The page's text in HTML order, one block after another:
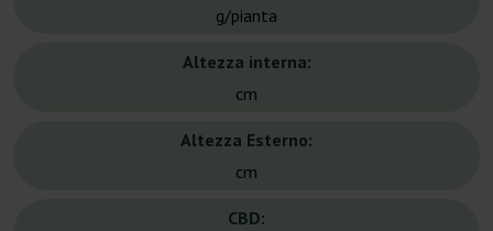
g/pianta
Altezza interna:
cm
Altezza Esterno:
cm
CBD: